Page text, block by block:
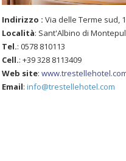
Indirizzo :Via delle Terme sud,
Località: Sant'Albino di
Tel.: 0578 810113
Cell.: +39 328 8113409
Web site:
Email:info@trestellehotel.com